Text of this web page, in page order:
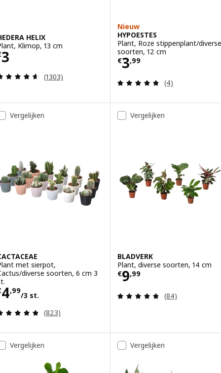
HELIX
Klimop, 13 cm
3 € 3
Beoordeling: 4.6 van 5 sterren. Totaal
(1303)
Nieuw
HYPOESTES
Plant, Roze stippenplant/diverse
soorten, 12 cm
€3,99
Prijs € 3,99
Beoordeling:
(4)
Vergelijken
met sierpot,
diverse soorten, 6 cm 3
4,99
/3 st.
€ 4,99/3 st.
Beoordeling: 4.8 van 5 sterren. Totaal
(823)
Vergelijken
BLADVERK
Plant, diverse soorten, 14 cm
€9,99
Prijs € 9,99
Beoordeling:
(84)
Vergelijken Vergelijken